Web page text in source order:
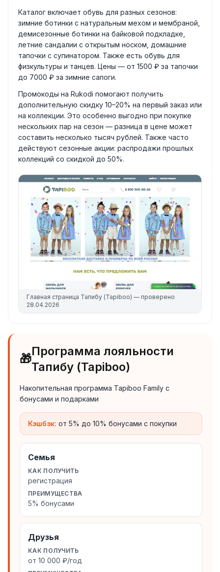
Каталог включает обувь для разных сезонов:
зимние ботинки с натуральным мехом и мембраной,
демисезонные ботинки на байковой подкладке,
летние сандалии с открытым носком, домашние
тапочки с супинатором. Также есть обувь для
физкультуры и танцев. Цены — от 1500 ₽ за тапочки
до 7000 ₽ за зимние сапоги.
Промокоды на Rukodi помогают получить
дополнительную скидку 10–20% на первый заказ или
на коллекции. Это особенно выгодно при покупке
нескольких пар на сезон — разница в цене может
составить несколько тысяч рублей. Также часто
действуют сезонные акции: распродажи прошлых
коллекций со скидкой до 50%.
Главная страница Тапибу (Tapiboo) — проверено
28.04.2026
🎁
Программа лояльности
Тапибу (Tapiboo)
Накопительная программа Tapiboo Family с
бонусами и подарками
Кэшбэк: от 5% до 10% бонусами с покупки
Семья
КАК ПОЛУЧИТЬ
регистрация
ПРЕИМУЩЕСТВА
5% бонусами
Друзья
КАК ПОЛУЧИТЬ
от 10 000 ₽/год